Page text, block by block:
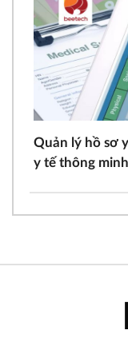
Quản lý hồ sơ
y tế thông minh